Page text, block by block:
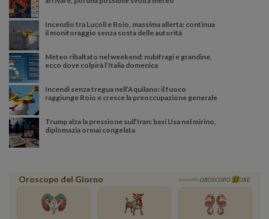
Incendio tra Lucoli e Roio, massima allerta: continua
il monitoraggio senza sosta delle autorità
Meteo ribaltato nel weekend: nubifragi e grandine,
ecco dove colpirà l’Italia domenica
Incendi senza tregua nell’Aquilano: il fuoco
raggiunge Roio e cresce la preoccupazione generale
Trump alza la pressione sull’Iran: basi Usa nel mirino,
diplomazia ormai congelata
Oroscopo del Giorno powered by OROSCOPO ORE